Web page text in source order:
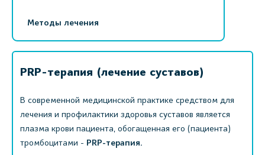
Методы лечения
PRP-терапия (лечение суставов)
В современной медицинской практике средством для
лечения и профилактики здоровья суставов является
плазма крови пациента, обогащенная его (пациента)
тромбоцитами - PRP-терапия.